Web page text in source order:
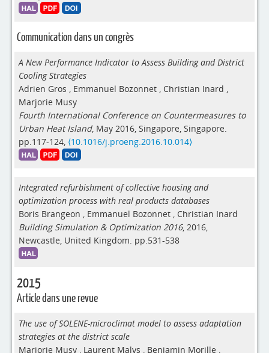
Communication dans un congrès
A New Performance Indicator to Assess Building and District
Cooling Strategies
Adrien Gros , Emmanuel Bozonnet , Christian Inard ,
Marjorie Musy
Fourth International Conference on Countermeasures to
Urban Heat Island, May 2016, Singapore, Singapore.
pp.117-124, ⟨10.1016/j.proeng.2016.10.014⟩
Integrated refurbishment of collective housing and
optimization process with real products databases
Boris Brangeon , Emmanuel Bozonnet , Christian Inard
Building Simulation & Optimization 2016, 2016,
Newcastle, United Kingdom. pp.531-538
2015
Article dans une revue
The use of SOLENE-microclimat model to assess adaptation
strategies at the district scale
Marjorie Musy , Laurent Malys , Benjamin Morille ,